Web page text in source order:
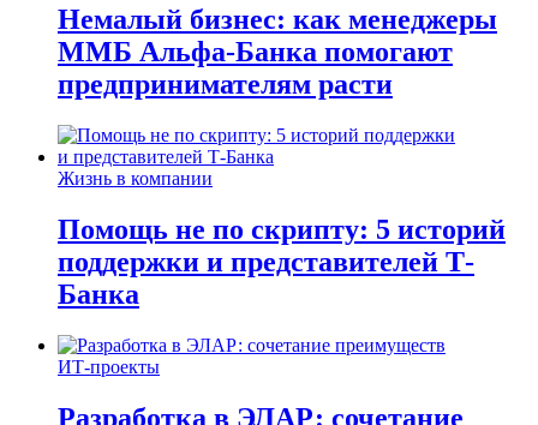
Немалый бизнес: как менеджеры
ММБ Альфа-Банка помогают
предпринимателям расти
Жизнь в компании
Помощь не по скрипту: 5 историй
поддержки и представителей Т-
Банка
ИТ-проекты
Разработка в ЭЛАР: сочетание